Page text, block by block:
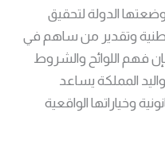
الدولة لتحقيق
وتقدير من ساهم في
فهم اللوائح والشروط
المملكة يساعد
وخياراتها الواقعية